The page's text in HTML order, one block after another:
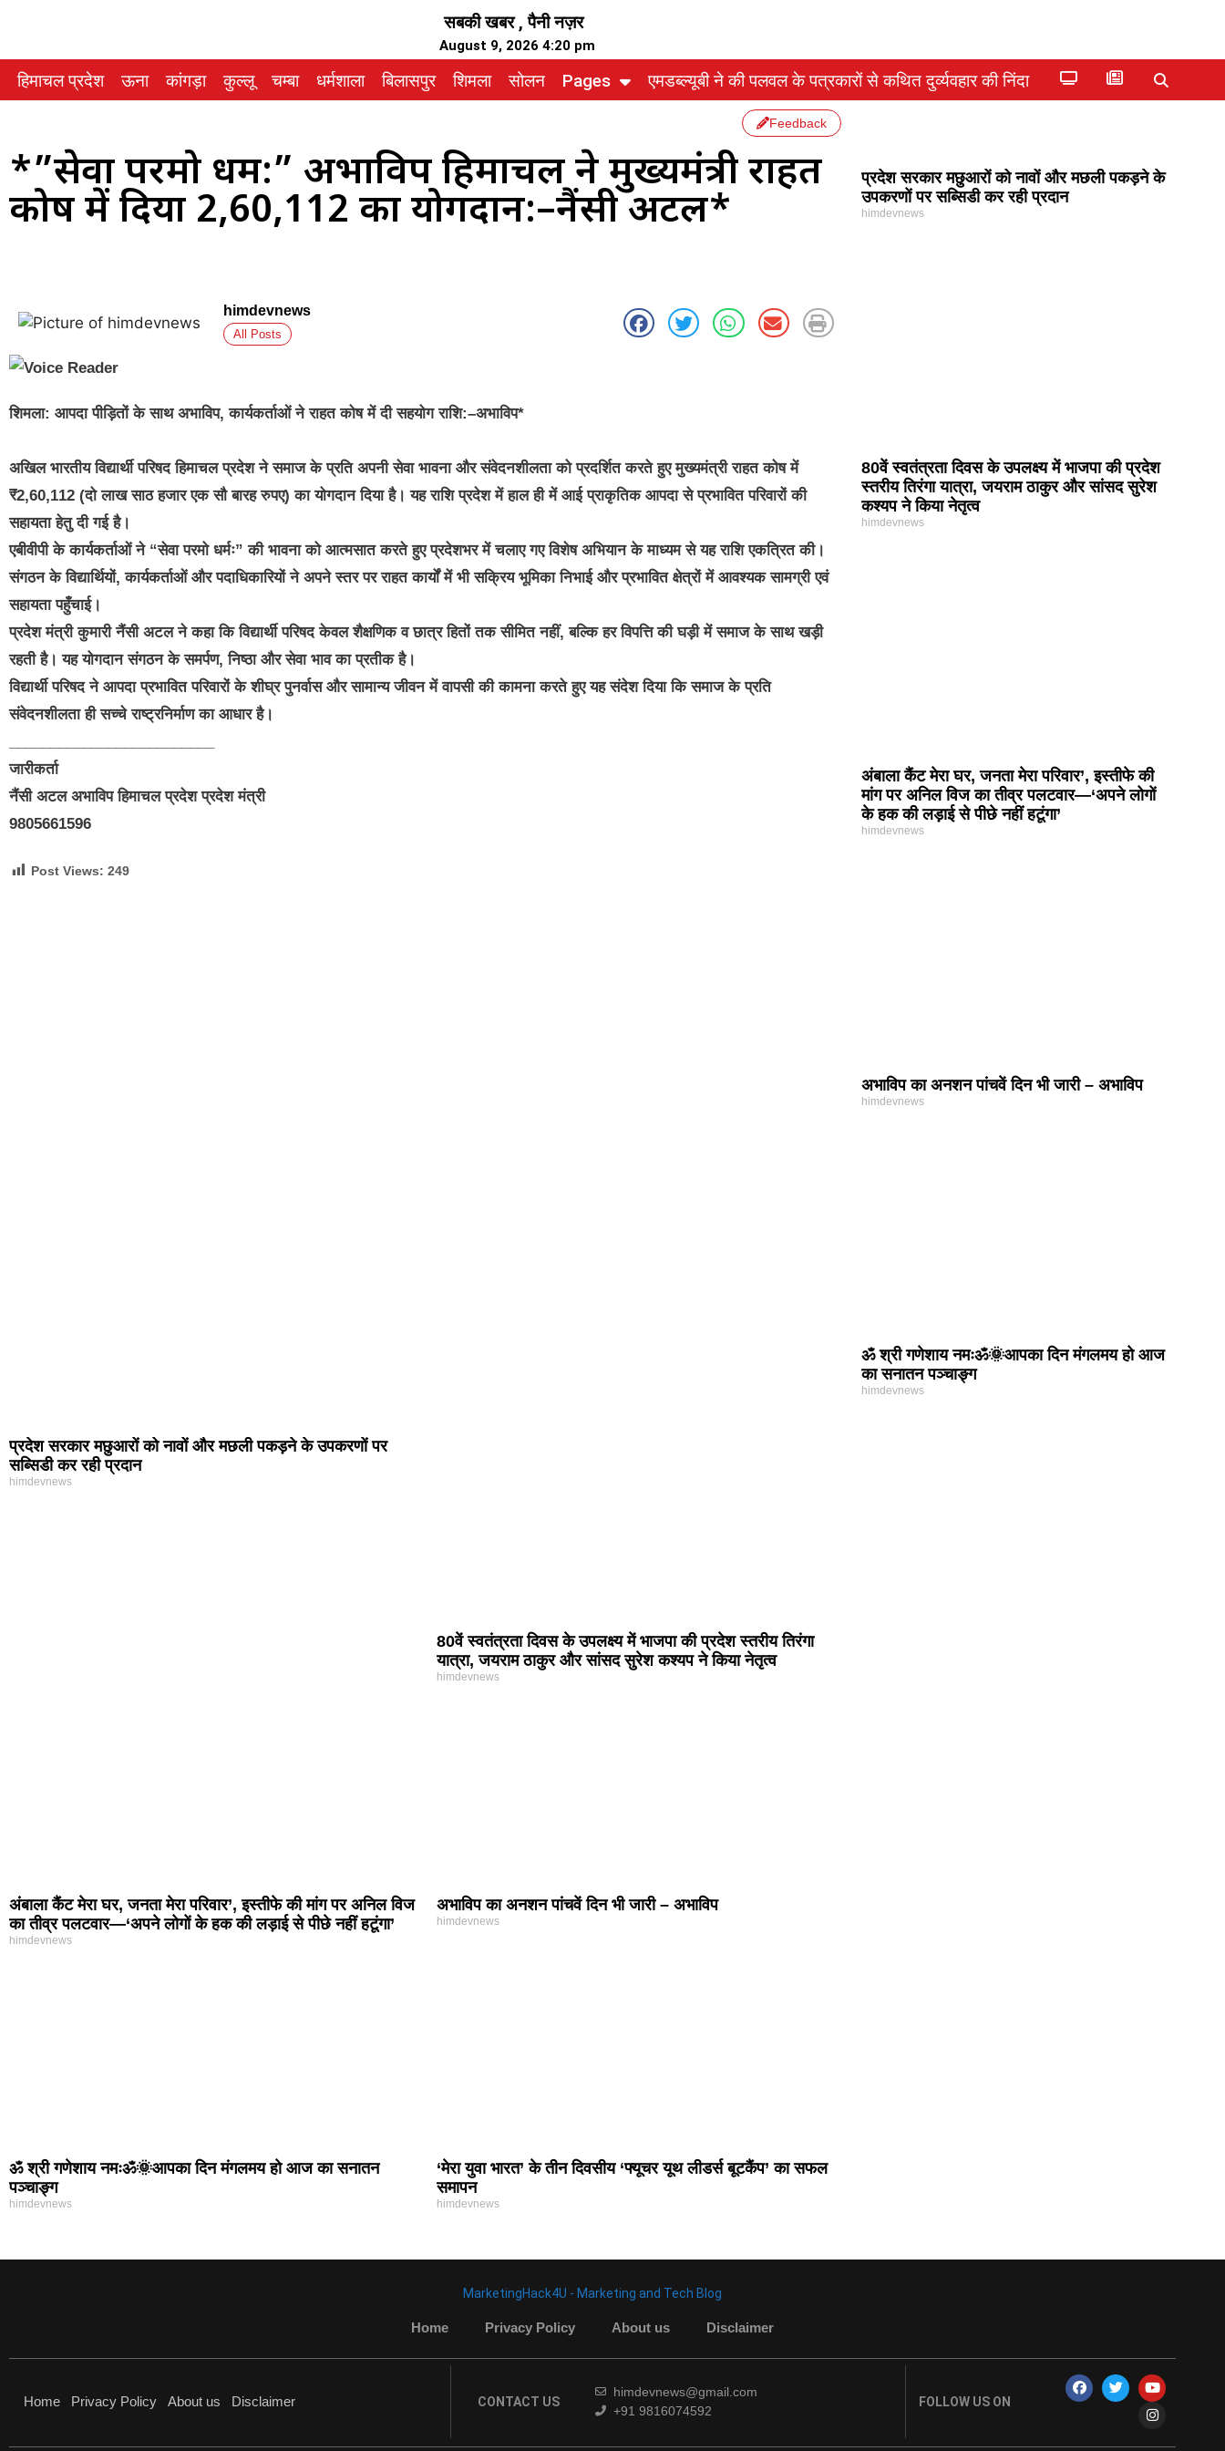
सबकी खबर , पैनी नज़र
August 9, 2026 4:20 pm
हिमाचल प्रदेश ऊना कांगड़ा कुल्लू चम्बा धर्मशाला बिलासपुर शिमला सोलन Pages एमडब्ल्यूबी ने की पलवल के पत्रकारों से कथित दुर्व्यवहार की निंदा
Feedback
*”सेवा परमो धर्म:” अभाविप हिमाचल ने मुख्यमंत्री राहत
कोष में दिया ₹2,60,112 का योगदान:–नैंसी अटल*
himdevnews
All Posts
शिमला: आपदा पीड़ितों के साथ अभाविप, कार्यकर्ताओं ने राहत कोष में दी सहयोग राशि:–अभाविप*
अखिल भारतीय विद्यार्थी परिषद हिमाचल प्रदेश ने समाज के प्रति अपनी सेवा भावना और संवेदनशीलता को प्रदर्शित करते हुए मुख्यमंत्री राहत कोष में
₹2,60,112 (दो लाख साठ हजार एक सौ बारह रुपए) का योगदान दिया है। यह राशि प्रदेश में हाल ही में आई प्राकृतिक आपदा से प्रभावित परिवारों की
सहायता हेतु दी गई है।
एबीवीपी के कार्यकर्ताओं ने “सेवा परमो धर्मः” की भावना को आत्मसात करते हुए प्रदेशभर में चलाए गए विशेष अभियान के माध्यम से यह राशि एकत्रित की।
संगठन के विद्यार्थियों, कार्यकर्ताओं और पदाधिकारियों ने अपने स्तर पर राहत कार्यों में भी सक्रिय भूमिका निभाई और प्रभावित क्षेत्रों में आवश्यक सामग्री एवं
सहायता पहुँचाई।
प्रदेश मंत्री कुमारी नैंसी अटल ने कहा कि विद्यार्थी परिषद केवल शैक्षणिक व छात्र हितों तक सीमित नहीं, बल्कि हर विपत्ति की घड़ी में समाज के साथ खड़ी
रहती है। यह योगदान संगठन के समर्पण, निष्ठा और सेवा भाव का प्रतीक है।
विद्यार्थी परिषद ने आपदा प्रभावित परिवारों के शीघ्र पुनर्वास और सामान्य जीवन में वापसी की कामना करते हुए यह संदेश दिया कि समाज के प्रति
संवेदनशीलता ही सच्चे राष्ट्रनिर्माण का आधार है।
जारीकर्ता
नैंसी अटल अभाविप हिमाचल प्रदेश प्रदेश मंत्री
9805661596
Post Views: 249
प्रदेश सरकार मछुआरों को नावों और मछली पकड़ने के
उपकरणों पर सब्सिडी कर रही प्रदान
himdevnews
80वें स्वतंत्रता दिवस के उपलक्ष्य में भाजपा की प्रदेश
स्तरीय तिरंगा यात्रा, जयराम ठाकुर और सांसद सुरेश
कश्यप ने किया नेतृत्व
himdevnews
अंबाला कैंट मेरा घर, जनता मेरा परिवार’, इस्तीफे की
मांग पर अनिल विज का तीव्र पलटवार—‘अपने लोगों
के हक की लड़ाई से पीछे नहीं हटूंगा’
himdevnews
अभाविप का अनशन पांचवें दिन भी जारी – अभाविप
himdevnews
ॐ श्री गणेशाय नमःॐ🌞आपका दिन मंगलमय हो आज
का सनातन पञ्चाङ्ग
himdevnews
प्रदेश सरकार मछुआरों को नावों और मछली पकड़ने के उपकरणों पर
सब्सिडी कर रही प्रदान
himdevnews
80वें स्वतंत्रता दिवस के उपलक्ष्य में भाजपा की प्रदेश स्तरीय तिरंगा
यात्रा, जयराम ठाकुर और सांसद सुरेश कश्यप ने किया नेतृत्व
himdevnews
अंबाला कैंट मेरा घर, जनता मेरा परिवार’, इस्तीफे की मांग पर अनिल विज
का तीव्र पलटवार—‘अपने लोगों के हक की लड़ाई से पीछे नहीं हटूंगा’
himdevnews
अभाविप का अनशन पांचवें दिन भी जारी – अभाविप
himdevnews
ॐ श्री गणेशाय नमःॐ🌞आपका दिन मंगलमय हो आज का सनातन
पञ्चाङ्ग
himdevnews
‘मेरा युवा भारत’ के तीन दिवसीय ‘फ्यूचर यूथ लीडर्स बूटकैंप’ का सफल
समापन
himdevnews
MarketingHack4U - Marketing and Tech Blog
Home Privacy Policy About us Disclaimer
Home Privacy Policy About us Disclaimer CONTACT US
himdevnews@gmail.com
+91 9816074592
FOLLOW US ON